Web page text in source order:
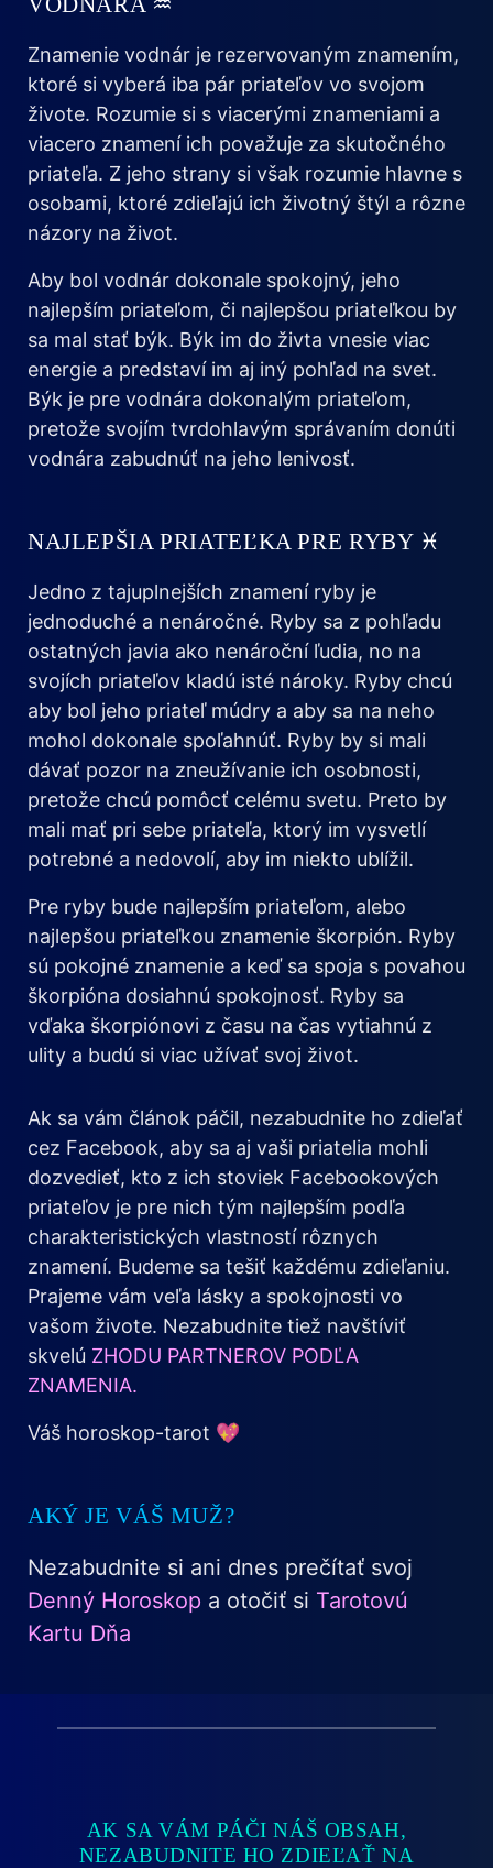
Znamenie vodnár je rezervovaným znamením,
ktoré si vyberá iba pár priateľov vo svojom
živote. Rozumie si s viacerými znameniami a
viacero znamení ich považuje za skutočného
priateľa. Z jeho strany si však rozumie hlavne s
osobami, ktoré zdieľajú ich životný štýl a rôzne
názory na život.
Aby bol vodnár dokonale spokojný, jeho
najlepším priateľom, či najlepšou priateľkou by
sa mal stať býk. Býk im do živta vnesie viac
energie a predstaví im aj iný pohľad na svet.
Býk je pre vodnára dokonalým priateľom,
pretože svojím tvrdohlavým správaním donúti
vodnára zabudnúť na jeho lenivosť.
NAJLEPŠIA PRIATEĽKA PRE RYBY ♓
Jedno z tajuplnejších znamení ryby je
jednoduché a nenáročné. Ryby sa z pohľadu
ostatných javia ako nenároční ľudia, no na
svojích priateľov kladú isté nároky. Ryby chcú
aby bol jeho priateľ múdry a aby sa na neho
mohol dokonale spoľahnúť. Ryby by si mali
dávať pozor na zneužívanie ich osobnosti,
pretože chcú pomôcť celému svetu. Preto by
mali mať pri sebe priateľa, ktorý im vysvetlí
potrebné a nedovolí, aby im niekto ublížil.
Pre ryby bude najlepším priateľom, alebo
najlepšou priateľkou znamenie škorpión. Ryby
sú pokojné znamenie a keď sa spoja s povahou
škorpióna dosiahnú spokojnosť. Ryby sa
vďaka škorpiónovi z času na čas vytiahnú z
ulity a budú si viac užívať svoj život.
Ak sa vám článok páčil, nezabudnite ho zdieľať
cez Facebook, aby sa aj vaši priatelia mohli
dozvedieť, kto z ich stoviek Facebookových
priateľov je pre nich tým najlepším podľa
charakteristických vlastností rôznych
znamení. Budeme sa tešiť každému zdieľaniu.
Prajeme vám veľa lásky a spokojnosti vo
vašom živote. Nezabudnite tiež navštíviť
skvelú ZHODU PARTNEROV PODĽA
ZNAMENIA.
Váš horoskop-tarot 💖
AKÝ JE VÁŠ MUŽ?
Nezabudnite si ani dnes prečítať svoj
Denný Horoskop a otočiť si Tarotovú
Kartu Dňa
AK SA VÁM PÁČI NÁŠ OBSAH,
NEZABUDNITE HO ZDIEĽAŤ NA